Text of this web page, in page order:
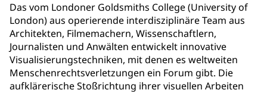
Das vom Londoner Goldsmiths College (University of
London) aus operierende interdisziplinäre Team aus
Architekten, Filmemachern, Wissenschaftlern,
Journalisten und Anwälten entwickelt innovative
Visualisierungstechniken, mit denen es weltweiten
Menschenrechtsverletzungen ein Forum gibt. Die
aufklärerische Stoßrichtung ihrer visuellen Arbeiten